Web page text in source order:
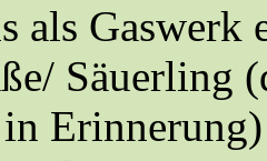
als Gaswerk
Säuerling
in